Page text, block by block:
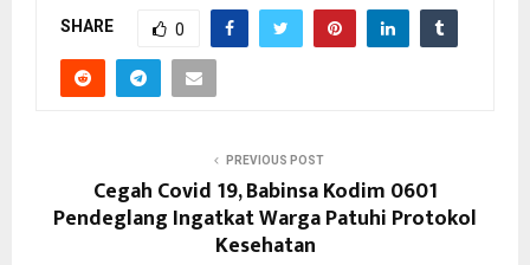
SHARE 0
PREVIOUS POST
Cegah Covid 19, Babinsa Kodim 0601
Pendeglang Ingatkat Warga Patuhi Protokol
Kesehatan